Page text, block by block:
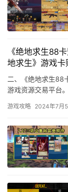
《绝地求生88
地求生》游戏
二、《绝地求生88
游戏资源交易平台
游戏攻略 2024年7月